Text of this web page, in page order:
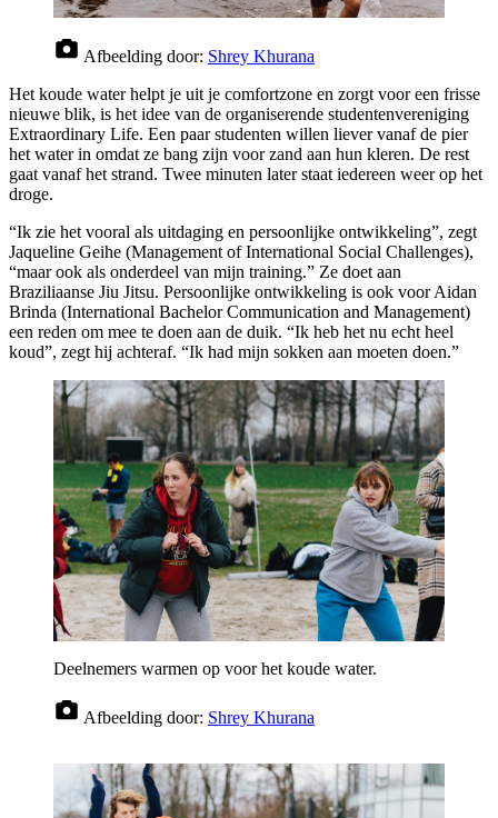
Afbeelding door: Shrey Khurana
Het koude water helpt je uit je comfortzone en zorgt voor een frisse
nieuwe blik, is het idee van de organiserende studentenvereniging
Extraordinary Life. Een paar studenten willen liever vanaf de pier
het water in omdat ze bang zijn voor zand aan hun kleren. De rest
gaat vanaf het strand. Twee minuten later staat iedereen weer op het
droge.
“Ik zie het vooral als uitdaging en persoonlijke ontwikkeling”, zegt
Jaqueline Geihe (Management of International Social Challenges),
“maar ook als onderdeel van mijn training.” Ze doet aan
Braziliaanse Jiu Jitsu. Persoonlijke ontwikkeling is ook voor Aidan
Brinda (International Bachelor Communication and Management)
een reden om mee te doen aan de duik. “Ik heb het nu echt heel
koud”, zegt hij achteraf. “Ik had mijn sokken aan moeten doen.”
Deelnemers warmen op voor het koude water.
Afbeelding door: Shrey Khurana